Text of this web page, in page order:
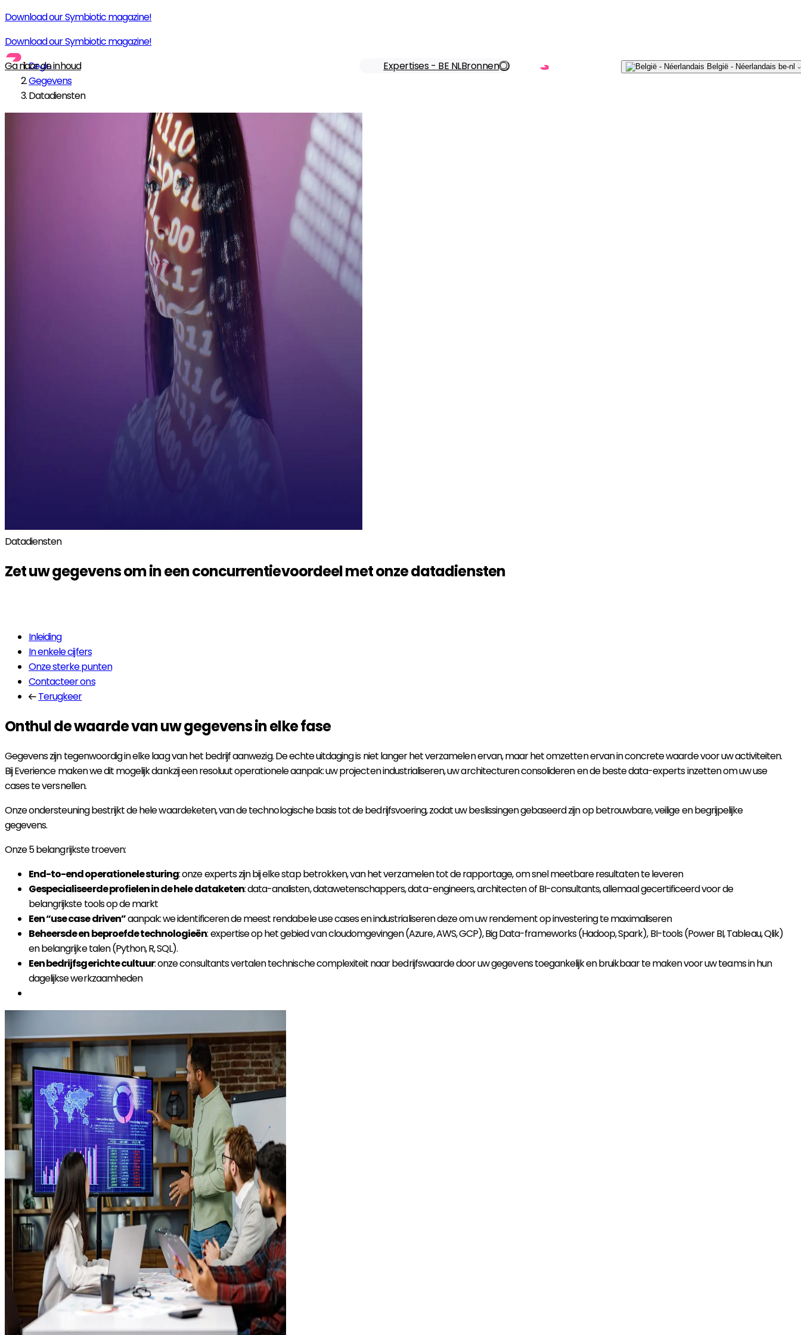
Download our Symbiotic magazine!
Download our Symbiotic magazine!
Ga naar de inhoud
Expertises - BE NLBronnen België - Néerlandais be-nl
Begin
Gegevens
Datadiensten
Datadiensten
Zet uw gegevens om in een concurrentievoordeel met onzedatadiensten
Inleiding
In enkele cijfers
Onze sterke punten
Contacteer ons
Terugkeer
Onthul de waarde van uw gegevens in elke fase
Gegevens zijn tegenwoordig in elke laag van het bedrijf aanwezig. De echte uitdaging is niet langer het verzamelen ervan, maar het omzetten ervan in concrete waarde voor uw activiteiten.
Bij Everience maken we dit mogelijk dankzij een resoluut operationele aanpak: uw projecten industrialiseren, uw architecturen consolideren en de beste data-experts inzetten om uw use
cases te versnellen.
Onze ondersteuning bestrijkt de hele waardeketen, van de technologische basis tot de bedrijfsvoering, zodat uw beslissingen gebaseerd zijn op betrouwbare, veilige en begrijpelijke
gegevens.
Onze 5 belangrijkste troeven:
End-to-end operationele sturing: onze experts zijn bij elke stap betrokken, van het verzamelen tot de rapportage, om snel meetbare resultaten te leveren
Gespecialiseerde profielen in de hele dataketen: data-analisten, datawetenschappers, data-engineers, architecten of BI-consultants, allemaal gecertificeerd voor de
belangrijkste tools op de markt
Een “use case driven”aanpak: we identificeren de meest rendabele use cases en industrialiseren deze om uw rendement op investering te maximaliseren
Beheersde en beproefde technologieën: expertise op het gebied van cloudomgevingen (Azure, AWS, GCP), Big Data-frameworks (Hadoop, Spark), BI-tools (Power BI, Tableau, Qlik)
en belangrijke talen (Python, R, SQL).
Een bedrijfsgerichte cultuur: onze consultants vertalen technische complexiteit naar bedrijfswaarde door uw gegevens toegankelijk en bruikbaar te maken voor uw teams in hun
dagelijkse werkzaamheden